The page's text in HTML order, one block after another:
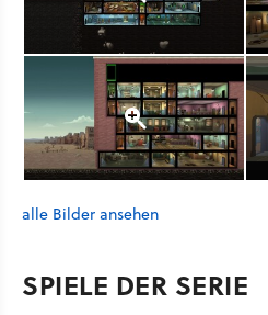
alle Bilder ansehen
SPIELE DER SERIE